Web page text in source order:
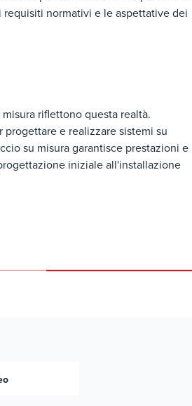
normativi e le aspettative dei
riflettono questa realtà.
e realizzare sistemi su
su misura garantisce prestazioni e
iniziale all'installazione